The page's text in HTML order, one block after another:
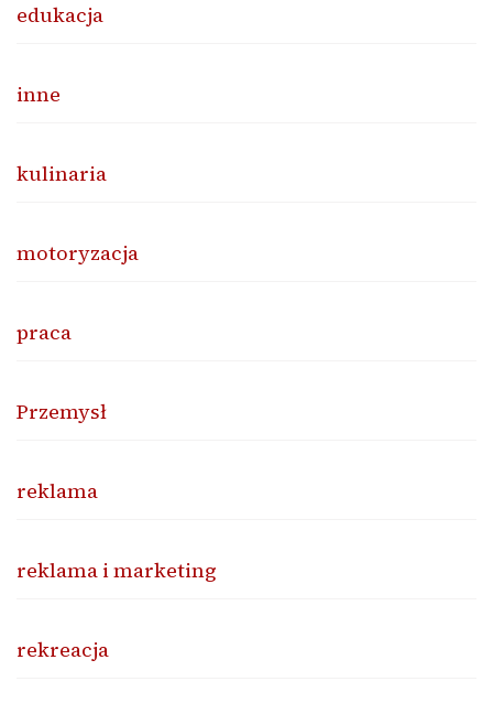
edukacja
inne
kulinaria
motoryzacja
praca
Przemysł
reklama
reklama i marketing
rekreacja